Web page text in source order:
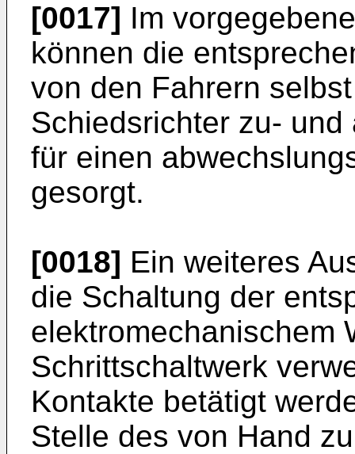
[0017] Im
können die
von den Fahrern
Schiedsrichter zu-
für einen
gesorgt.
[0018] Ein weiteres
die Schaltung der
elektromechanischem
Schrittschaltwerk
Kontakte betätigt
Stelle des von Hand